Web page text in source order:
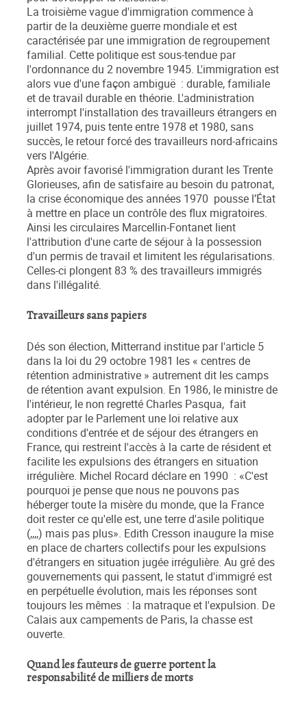
La troisième vague d'immigration commence à
partir de la deuxième guerre mondiale et est
caractérisée par une immigration de regroupement
familial. Cette politique est sous-tendue par
l'ordonnance du 2 novembre 1945. L'immigration est
alors vue d'une façon ambiguë : durable, familiale
et de travail durable en théorie. L'administration
interrompt l'installation des travailleurs étrangers en
juillet 1974, puis tente entre 1978 et 1980, sans
succès, le retour forcé des travailleurs nord-africains
vers l'Algérie.
Après avoir favorisé l'immigration durant les Trente
Glorieuses, afin de satisfaire au besoin du patronat,
la crise économique des années 1970 pousse l’État
à mettre en place un contrôle des flux migratoires.
Ainsi les circulaires Marcellin-Fontanet lient
l'attribution d'une carte de séjour à la possession
d'un permis de travail et limitent les régularisations.
Celles-ci plongent 83 % des travailleurs immigrés
dans l'illégalité.
Travailleurs sans papiers
Dés son élection, Mitterrand institue par l'article 5
dans la loi du 29 octobre 1981 les « centres de
rétention administrative » autrement dit les camps
de rétention avant expulsion. En 1986, le ministre de
l'intérieur, le non regretté Charles Pasqua, fait
adopter par le Parlement une loi relative aux
conditions d'entrée et de séjour des étrangers en
France, qui restreint l'accès à la carte de résident et
facilite les expulsions des étrangers en situation
irrégulière. Michel Rocard déclare en 1990 : «C'est
pourquoi je pense que nous ne pouvons pas
héberger toute la misère du monde, que la France
doit rester ce qu'elle est, une terre d'asile politique
(,,,,) mais pas plus». Edith Cresson inaugure la mise
en place de charters collectifs pour les expulsions
d'étrangers en situation jugée irrégulière. Au gré des
gouvernements qui passent, le statut d'immigré est
en perpétuelle évolution, mais les réponses sont
toujours les mêmes : la matraque et l'expulsion. De
Calais aux campements de Paris, la chasse est
ouverte.
Quand les fauteurs de guerre portent la
responsabilité de milliers de morts